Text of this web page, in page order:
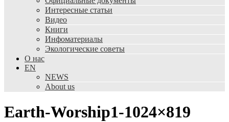
Интересные статьи
Видео
Книги
Инфоматериалы
Экологические советы
О нас
EN
NEWS
About us
Earth-Worship1-1024×819